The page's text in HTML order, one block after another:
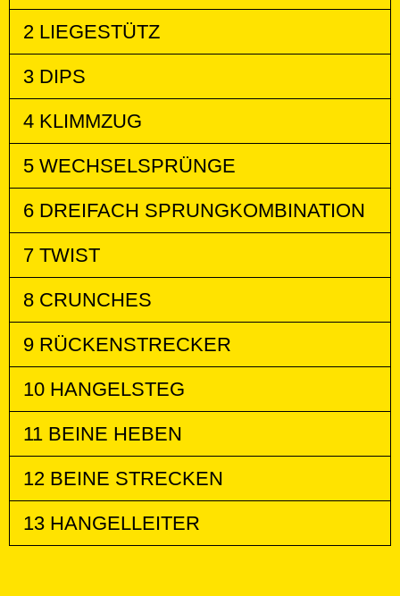
2 LIEGESTÜTZ
3 DIPS
4 KLIMMZUG
5 WECHSELSPRÜNGE
6 DREIFACH SPRUNGKOMBINATION
7 TWIST
8 CRUNCHES
9 RÜCKENSTRECKER
10 HANGELSTEG
11 BEINE HEBEN
12 BEINE STRECKEN
13 HANGELLEITER